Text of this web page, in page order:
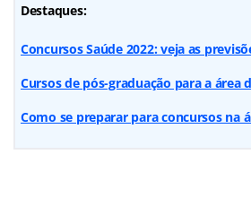
Destaques:
Concursos Saúde 2022: veja as
Cursos de pós-graduação para a área
Como se preparar para concursos na